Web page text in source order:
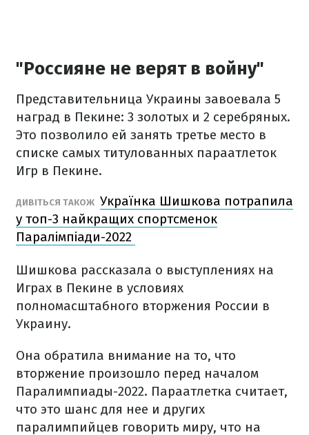
"Россияне не верят в войну"
Представительница Украины завоевала 5
наград в Пекине: 3 золотых и 2 серебряных.
Это позволило ей занять третье место в
списке самых титулованных параатлеток
Игр в Пекине.
ДИВІТЬСЯ ТАКОЖ Українка Шишкова потрапила
у топ-3 найкращих спортсменок
Паралімпіади-2022
Шишкова рассказала о выступлениях на
Играх в Пекине в условиях
полномасштабного вторжения России в
Украину.
Она обратила внимание на то, что
вторжение произошло перед началом
Паралимпиады-2022. Параатлетка считает,
что это шанс для нее и других
паралимпийцев говорить миру, что на